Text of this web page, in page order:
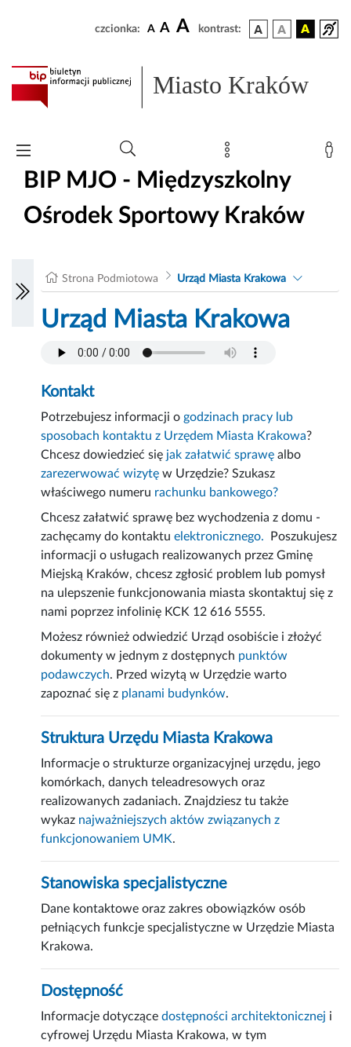
czcionka: A A A kontrast:
Miasto Kraków
BIP MJO - Międzyszkolny
Ośrodek Sportowy Kraków
Strona Podmiotowa Urząd Miasta Krakowa
Urząd Miasta Krakowa
Kontakt
Potrzebujesz informacji o godzinach pracy lub
sposobach kontaktu z Urzędem Miasta Krakowa?
Chcesz dowiedzieć się jak załatwić sprawę albo
zarezerwować wizytę w Urzędzie? Szukasz
właściwego numeru rachunku bankowego?
Chcesz załatwić sprawę bez wychodzenia z domu -
zachęcamy do kontaktuelektronicznego.
Poszukujesz
informacji o usługach realizowanych przez Gminę
Miejską Kraków, chcesz zgłosić problem lub pomysł
na ulepszenie funkcjonowania miasta skontaktuj się z
nami poprzez infolinię KCK 12 616 5555.
Możesz również odwiedzić Urząd osobiście i złożyć
dokumenty w jednym z dostępnych punktów
podawczych. Przed wizytą w Urzędzie warto
zapoznać się z planami budynków.
Struktura Urzędu Miasta Krakowa
Informacje o strukturze organizacyjnej urzędu, jego
komórkach, danych teleadresowych oraz
realizowanych zadaniach. Znajdziesz tu także
wykaz najważniejszych aktów związanych z
funkcjonowaniem UMK.
Stanowiska specjalistyczne
Dane kontaktowe oraz zakres obowiązków osób
pełniących funkcje specjalistyczne w Urzędzie Miasta
Krakowa.
Dostępność
Informacje dotyczącedostępności architektonicznej i
cyfrowej Urzędu Miasta Krakowa, w tym